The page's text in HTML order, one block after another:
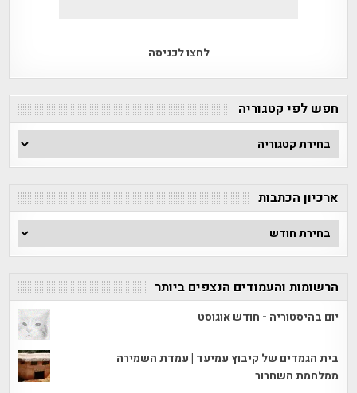
לחצו לכניסה
חפש לפי קטגוריה
חפש
לפי
ארכיון הכתבות
ארכיון
הכתבות
הרשומות והעמודים הנצפים ביותר
יום בהיסטוריה - חודש אוגוסט
בית הגמדים של קיבוץ עמיעד | עמדת השמירה
ממלחמת השחרור